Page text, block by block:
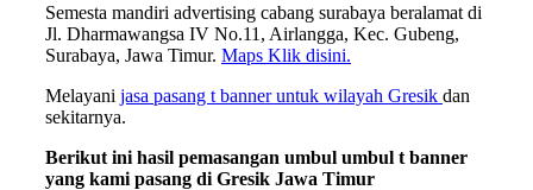
Semesta mandiri advertising cabang surabaya beralamat di
Jl. Dharmawangsa IV No.11, Airlangga, Kec. Gubeng,
Surabaya, Jawa Timur. Maps Klik disini.
Melayani jasa pasang t banner untuk wilayah Gresik dan
sekitarnya.
Berikut ini hasil pemasangan umbul umbul t banner
yang kami pasang di Gresik Jawa Timur